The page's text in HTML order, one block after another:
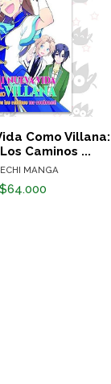
Como Villana:
Caminos ...
MANGA
$64.000